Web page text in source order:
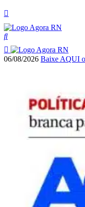
06/08/2026 Baixe AQUI o